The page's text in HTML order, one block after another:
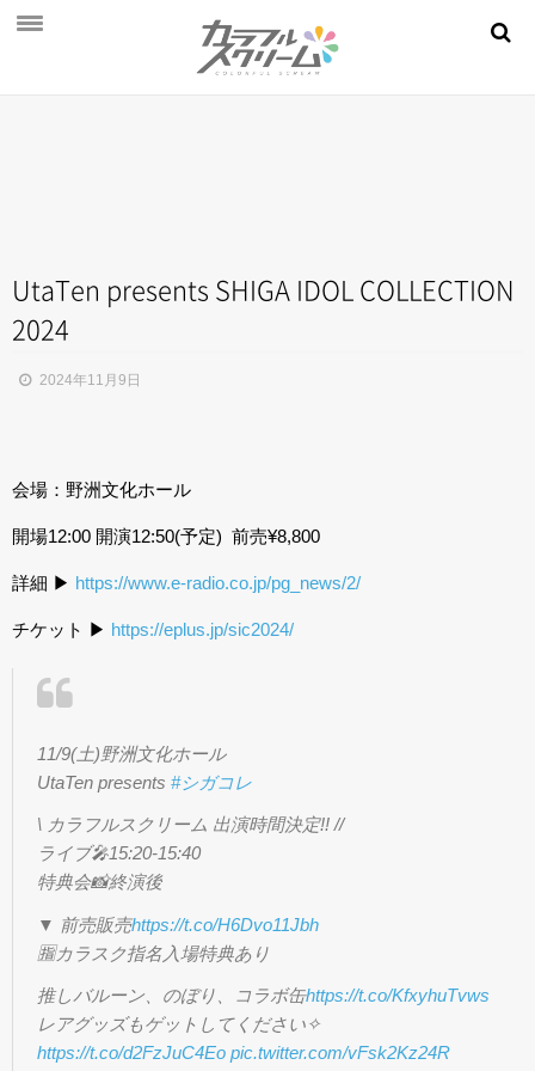
MOVIE
AUDITION
STORE
UtaTen presents SHIGA IDOL COLLECTION
2024
2024年11月9日
会場：野洲文化ホール
開場12:00 開演12:50(予定) 前売¥8,800
詳細 ▶︎ https://www.e-radio.co.jp/pg_news/2/
チケット ▶︎ https://eplus.jp/sic2024/
11/9(土)野洲文化ホール
UtaTen presents #シガコレ
\ カラフルスクリーム 出演時間決定!! //
ライブ🎤15:20-15:40
特典会📸終演後
▼ 前売販売https://t.co/H6Dvo11Jbh
🈯️カラスク指名入場特典あり
推しバルーン、のぼり、コラボ缶https://t.co/KfxyhuTvws
レアグッズもゲットしてください✧
https://t.co/d2FzJuC4Eo pic.twitter.com/vFsk2Kz24R